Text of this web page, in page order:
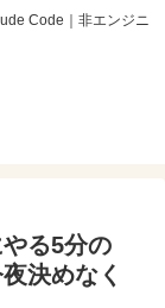
Code｜非エンジニ
る5分の
決めなく